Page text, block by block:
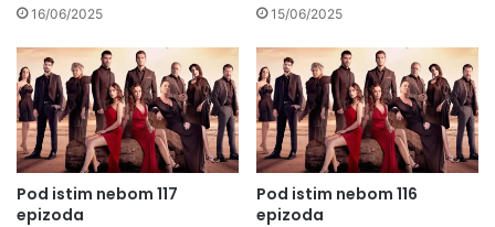
16/06/2025 15/06/2025
Pod istim nebom 117
epizoda
Pod istim nebom 116
epizoda